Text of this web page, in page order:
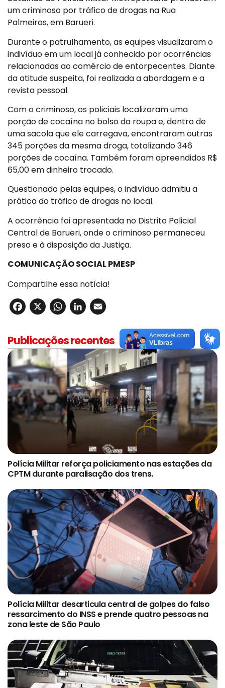
um criminoso por tráfico de drogas na Rua
Palmeiras, em Barueri.
Durante o patrulhamento, as equipes visualizaram o
indivíduo em um local já conhecido por ocorrências
relacionadas ao comércio de entorpecentes. Diante
da atitude suspeita, foi realizada a abordagem e a
revista pessoal.
Com o criminoso, os policiais localizaram uma
porção de cocaína no bolso da roupa e, dentro de
uma sacola que ele carregava, encontraram outras
345 porções da mesma droga, totalizando 346
porções de cocaína. Também foram apreendidos R$
65,00 em dinheiro trocado.
Questionado pelas equipes, o indivíduo admitiu a
prática do tráfico de drogas no local.
A ocorrência foi apresentada no Distrito Policial
Central de Barueri, onde o criminoso permaneceu
preso e à disposição da Justiça.
COMUNICAÇÃO SOCIAL PMESP
Compartilhe essa notícia!
Facebook
X WhatsApp
LinkedIn
Publicações recentes
Polícia Militar reforça policiamento nas estações da
CPTM durante paralisação dos trens.
Polícia Militar desarticula central de golpes do falso
ressarcimento do INSS e prende quatro pessoas na
zona leste de São Paulo